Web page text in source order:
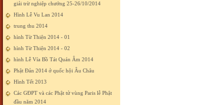
giải trừ nghiệp chướng 25-26/10/2014
Hình Lễ Vu Lan 2014
trung thu 2014
hình Từ Thiện 2014 - 01
hình Từ Thiện 2014 - 02
hình Lễ Vía Bồ Tát Quán Âm 2014
Phật Đản 2014 ở quốc hội Âu Châu
Hình Tết 2013
Các GĐPT và các Phật tử vùng Paris lễ Phật
đầu năm 2014